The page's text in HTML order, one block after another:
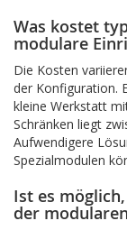
Was kostet
modulare
Die Kosten
der Konfiguration.
kleine Werkstatt
Schränken liegt
Aufwendigere
Spezialmodulen
Ist es
der